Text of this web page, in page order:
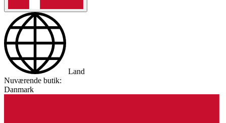
Land
Nuværende butik:
Danmark